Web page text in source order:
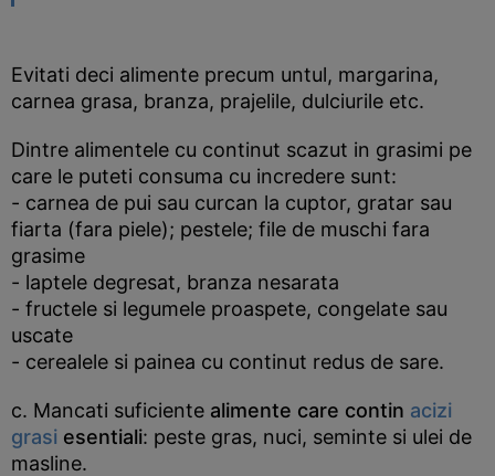
Evitati deci alimente precum untul, margarina,
carnea grasa, branza, prajelile, dulciurile etc.
Dintre alimentele cu continut scazut in grasimi pe
care le puteti consuma cu incredere sunt:
- carnea de pui sau curcan la cuptor, gratar sau
fiarta (fara piele); pestele; file de muschi fara
grasime
- laptele degresat, branza nesarata
- fructele si legumele proaspete, congelate sau
uscate
- cerealele si painea cu continut redus de sare.
c. Mancati suficiente alimente care contin acizi
grasi esentiali: peste gras, nuci, seminte si ulei de
masline.